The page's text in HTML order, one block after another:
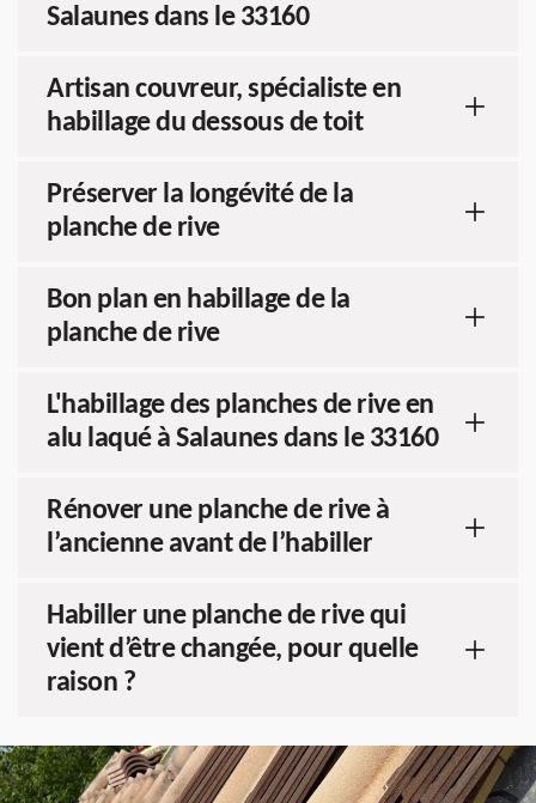
Salaunes dans le 33160
Artisan couvreur, spécialiste en
habillage du dessous de toit
Préserver la longévité de la
planche de rive
Bon plan en habillage de la
planche de rive
L'habillage des planches de rive en
alu laqué à Salaunes dans le 33160
Rénover une planche de rive à
l’ancienne avant de l’habiller
Habiller une planche de rive qui
vient d’être changée, pour quelle
raison ?